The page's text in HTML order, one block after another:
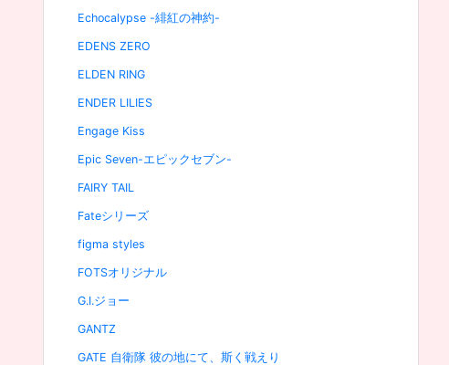
Echocalypse -緋紅の神約-
EDENS ZERO
ELDEN RING
ENDER LILIES
Engage Kiss
Epic Seven-エピックセブン-
FAIRY TAIL
Fateシリーズ
figma styles
FOTSオリジナル
G.I.ジョー
GANTZ
GATE 自衛隊 彼の地にて、斯く戦えり